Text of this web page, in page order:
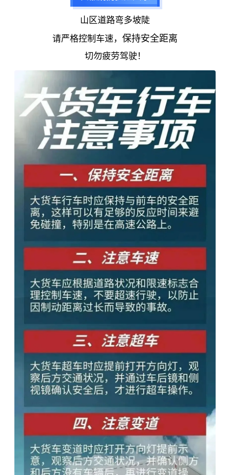
山区道路弯多坡陡
请严格控制车速， 保持安全距离
切勿疲劳驾驶！